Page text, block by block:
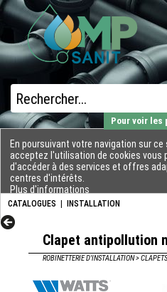
CATALOGUES INSTALLATION
En poursuivant votre navigation sur ce
acceptez l'utilisation de cookies vous
d'accéder à des services et offres
centres d'intérêts.
Plus d'informations
Pour voir